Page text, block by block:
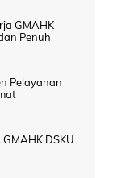
GMAHK
Penuh
Pelayanan
DSKU